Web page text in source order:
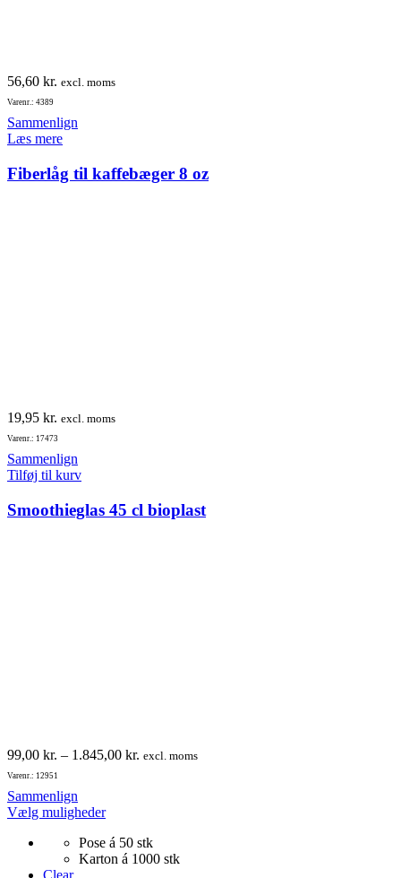
56,60 kr. excl. moms
Varenr.: 4389
Sammenlign
Læs mere
Fiberlåg til kaffebæger 8 oz
19,95 kr. excl. moms
Varenr.: 17473
Sammenlign
Tilføj til kurv
Smoothieglas 45 cl bioplast
99,00 kr. – 1.845,00 kr. Prisinterval:
excl. moms
Varenr.: 12951
Sammenlign
Vælg mulighederDette
har
flere
Pose á 50 stk
Karton á 1000 stk
Clear